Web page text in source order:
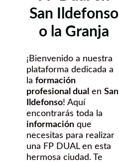
San Ildefonso
o la Granja
¡Bienvenido a nuestra
plataforma dedicada a
la formación
profesional dual en San
Ildefonso! Aquí
encontrarás toda la
información que
necesitas para realizar
una FP DUAL en esta
hermosa ciudad. Te